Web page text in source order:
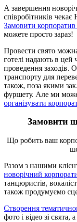
А завершення
співробітників чекає
Замовити
можете просто зараз!
Провести свято
готелі надають в цей
проведення заходів.
транспорту для
також, поза якими
фуршету. Але ми
організувати
Замовити
Що робить ваш
Разом з нашими
новорічний
танцюристів,
також продумуємо
Створення
фото і відео зі свята,